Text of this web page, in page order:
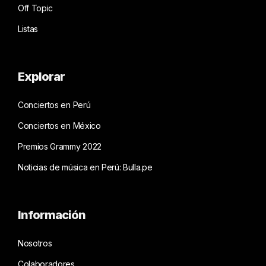
Off Topic
Listas
Explorar
Conciertos en Perú
Conciertos en México
Premios Grammy 2022
Noticias de música en Perú: Bulla.pe
Información
Nosotros